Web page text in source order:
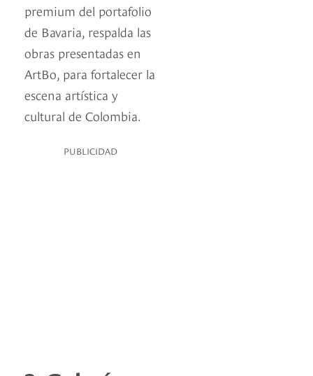
premium del portafolio
de Bavaria, respalda las
obras presentadas en
ArtBo, para fortalecer la
escena artística y
cultural de Colombia.
PUBLICIDAD